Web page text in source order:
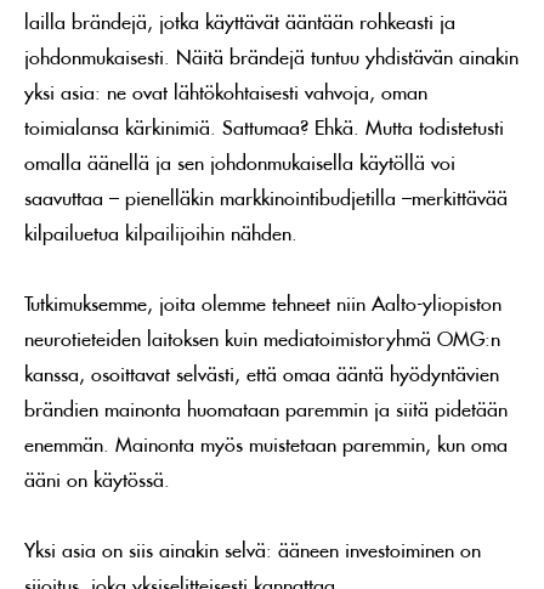
lailla brändejä, jotka käyttävät ääntään rohkeasti ja
johdonmukaisesti. Näitä brändejä tuntuu yhdistävän ainakin
yksi asia: ne ovat lähtökohtaisesti vahvoja, oman
toimialansa kärkinimiä. Sattumaa? Ehkä. Mutta todistetusti
omalla äänellä ja sen johdonmukaisella käytöllä voi
saavuttaa – pienelläkin markkinointibudjetilla –merkittävää
kilpailuetua kilpailijoihin nähden.
Tutkimuksemme, joita olemme tehneet niin Aalto-yliopiston
neurotieteiden laitoksen kuin mediatoimistoryhmä OMG:n
kanssa, osoittavat selvästi, että omaa ääntä hyödyntävien
brändien mainonta huomataan paremmin ja siitä pidetään
enemmän. Mainonta myös muistetaan paremmin, kun oma
ääni on käytössä.
Yksi asia on siis ainakin selvä: ääneen investoiminen on